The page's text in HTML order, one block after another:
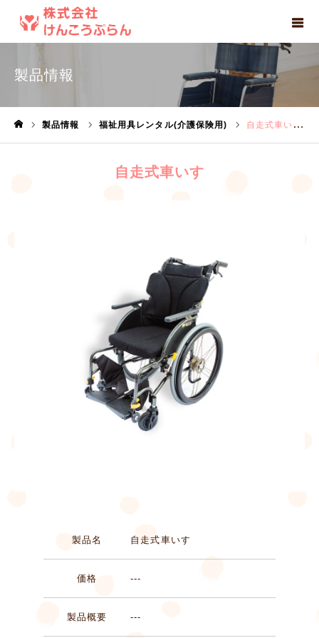
製品情報
製品情報 福祉用具レンタル(介護保険用) 自走式車いす
自走式車いす
製品名 自走式車いす
価格 ---
製品概要 ---